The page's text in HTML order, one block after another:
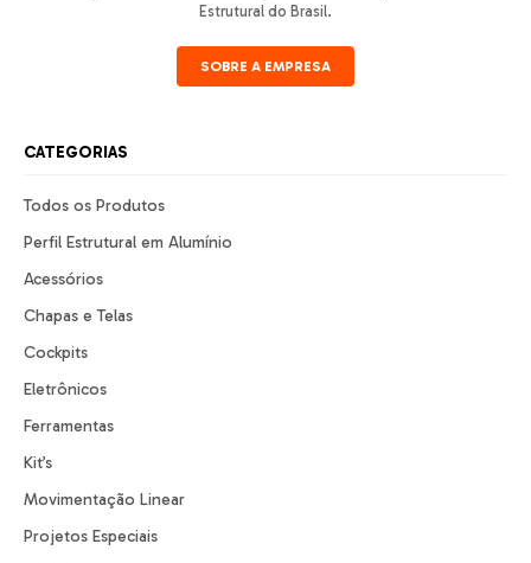
Estrutural do Brasil.
SOBRE A EMPRESA
CATEGORIAS
Todos os Produtos
Perfil Estrutural em Alumínio
Acessórios
Chapas e Telas
Cockpits
Eletrônicos
Ferramentas
Kit’s
Movimentação Linear
Projetos Especiais